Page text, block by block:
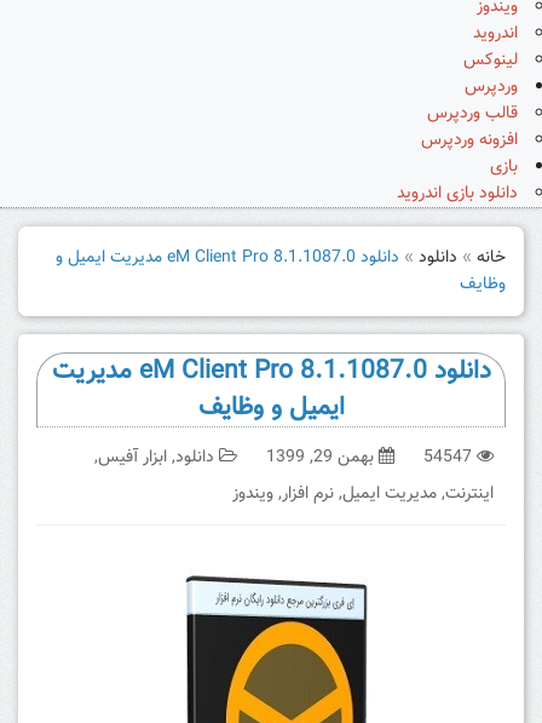
ویندوز
اندروید
لینوکس
وردپرس
قالب وردپرس
افزونه وردپرس
بازی
دانلود بازی اندروید
خانه » دانلود »
دانلود eM Client Pro 8.1.1087.0 مدیریت ایمیل و
وظایف
دانلود eM Client Pro 8.1.1087.0 مدیریت
ایمیل و وظایف
54547 بهمن 29, 1399 دانلود,ابزار آفیس,
اینترنت,مدیریت ایمیل,نرم افزار,ویندوز